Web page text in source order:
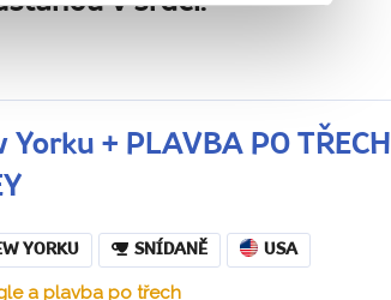
+ PLAVBA PO TŘECH
YORKU SNÍDANĚ USA
a plavba po třech